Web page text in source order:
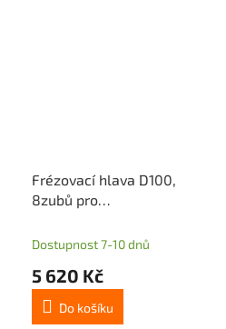
Frézovací hlava D100,
8zubů pro
Dostupnost 7-10 dnů
5 620 Kč
Do košíku